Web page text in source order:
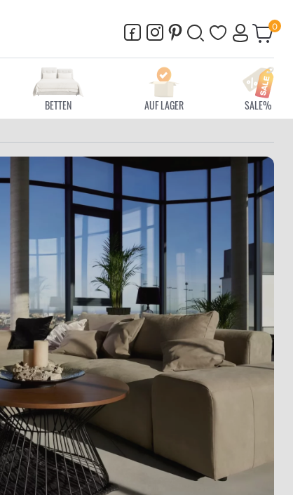
BETTEN AUF LAGER SALE%